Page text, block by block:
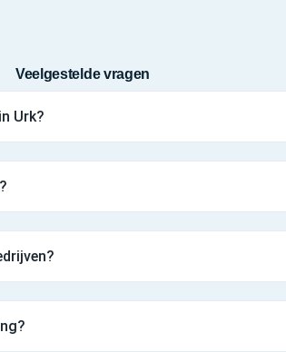
Veelgestelde vragen
Urk?